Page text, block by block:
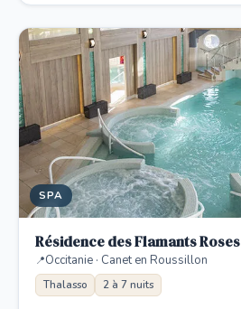
SPA
Résidence des Flamants Roses
Occitanie · Canet en Roussillon
Thalasso 2 à 7 nuits